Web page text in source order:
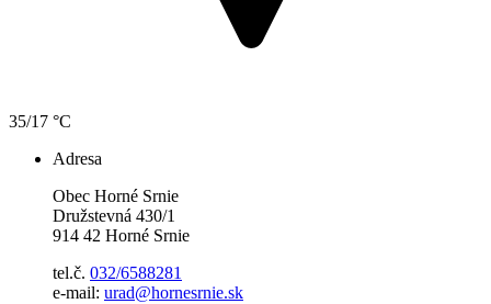
35/17 °C
Adresa
Obec Horné Srnie
Družstevná 430/1
914 42 Horné Srnie
tel.č. 032/6588281
e-mail: urad@hornesrnie.sk